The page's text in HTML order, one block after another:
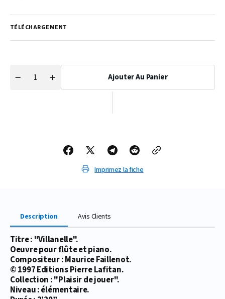
TÉLÉCHARGEMENT
Réduire
Quantité
Augmenter
Ajouter Au Panier
Imprimez la fiche
Description Avis Clients
Titre : "Villanelle".
Oeuvre pour flûte et piano.
Compositeur : Maurice Faillenot.
© 1997 Editions Pierre Lafitan.
Collection : "Plaisir de jouer".
Niveau : élémentaire.